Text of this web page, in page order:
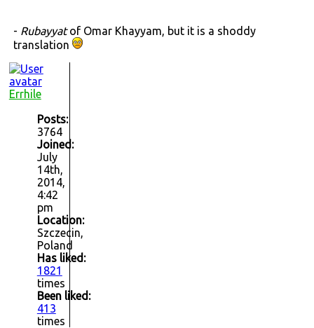
- Rubayyatof Omar Khayyam, but it is a shoddy
translation
Errhile
Posts:
3764
Joined:
July
14th,
2014,
4:42
pm
Location:
Szczecin,
Poland
Has liked:
1821
times
Been liked:
413
times